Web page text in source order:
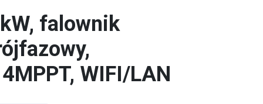
falownik
WIFI/LAN